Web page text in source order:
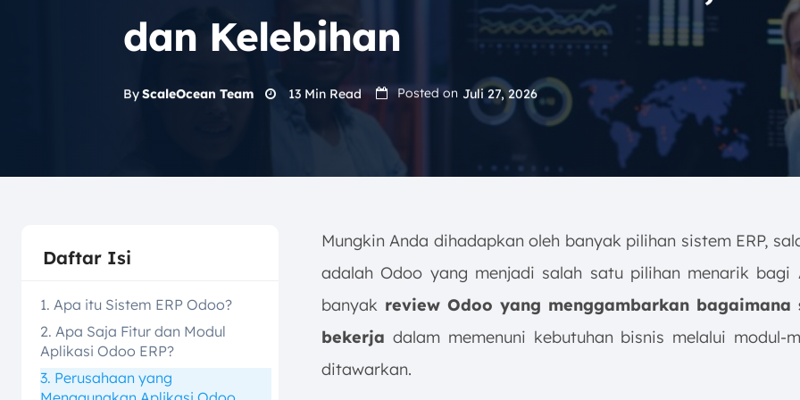
dan Kelebihan
ByScaleOcean Team 13 Min Read Posted on Juli 27, 2026
Daftar Isi
1. Apa itu Sistem ERP Odoo?
2. Apa Saja Fitur dan Modul
Aplikasi Odoo ERP?
3. Perusahaan yang
Mungkin Anda dihadapkan oleh banyak pilihan sistem ERP,
adalah Odoo yang menjadi salah satu pilihan menarik bagi
banyak review Odoo yang menggambarkan bagaimana
bekerja dalam memenuni kebutuhan bisnis melalui modul-
ditawarkan.